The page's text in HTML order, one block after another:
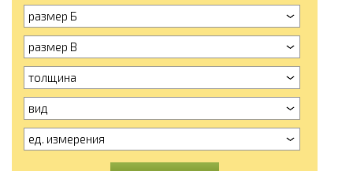
размер Б
размер В
толщина
вид
ед. измерения